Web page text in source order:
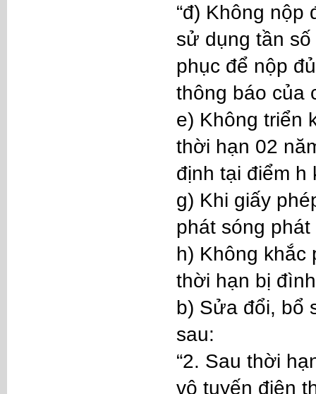
“đ) Không
sử dụng tần
phục để nộp
thông báo của
e) Không triển
thời hạn 02
định tại điểm h
g) Khi giấy
phát sóng
h) Không khắc
thời hạn bị
b) Sửa đổi, bổ
sau:
“2. Sau thời
vô tuyến điện